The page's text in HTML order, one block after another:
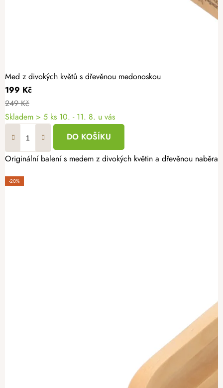
Med z divokých květů s dřevěnou medonoskou
199 Kč
249 Kč
Skladem > 5 ks 10. - 11. 8. u vás
DO KOŠÍKU
Originální balení s medem z divokých květin a dřevěnou
-20%